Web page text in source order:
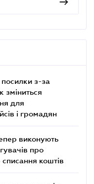
з-за
зміниться
для
і громадян
виконують
про
коштів